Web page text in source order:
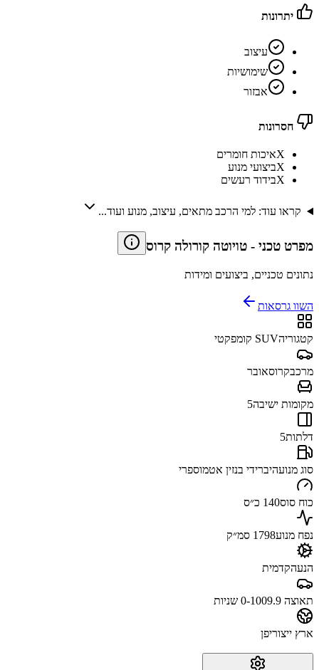
יתרונות
עיצוב
שימושיות
אבזור
חסרונות
Xאיכות חומרים
Xביצועי מנוע
Xבידוד רעשים
קראו עוד: למי הרכב מתאים, עיצוב, מנוע ועוד...
מפרט טכני - טויוטה קורולה קרוס
נתונים טכניים, ביצועים ומידות
השוו גרסאות
קטגוריהSUV קומפקטי
מרכבקרוסאובר
מקומות ישיבה5
דלתות5
סוג מנועהיברידי בנזין אטמוספרי
כוח סוס140 כ״ס
נפח מנוע1798 סמ״ק
הנעהקדמית
תאוצה 0-100 9.9 שניות
ארץ ייצוריפן